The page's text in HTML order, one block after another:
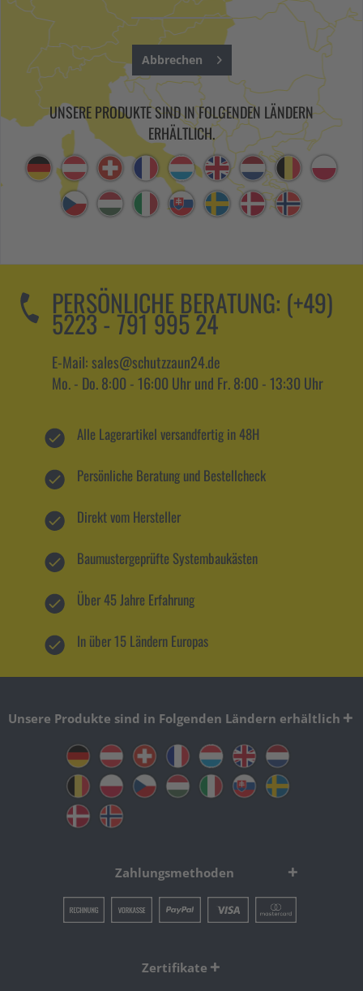
Abbrechen
UNSERE PRODUKTE SIND IN FOLGENDEN LÄNDERN
ERHÄLTLICH.
PERSÖNLICHE BERATUNG: (+49)
5223 - 791 995 24
E-Mail: sales@schutzzaun24.de
Mo. - Do. 8:00 - 16:00 Uhr und Fr. 8:00 - 13:30 Uhr
Alle Lagerartikel versandfertig in 48H
Persönliche Beratung und Bestellcheck
Direkt vom Hersteller
Baumustergeprüfte Systembaukästen
Über 45 Jahre Erfahrung
In über 15 Ländern Europas
Unsere Produkte sind in Folgenden Ländern erhältlich
Zahlungsmethoden
Zertifikate